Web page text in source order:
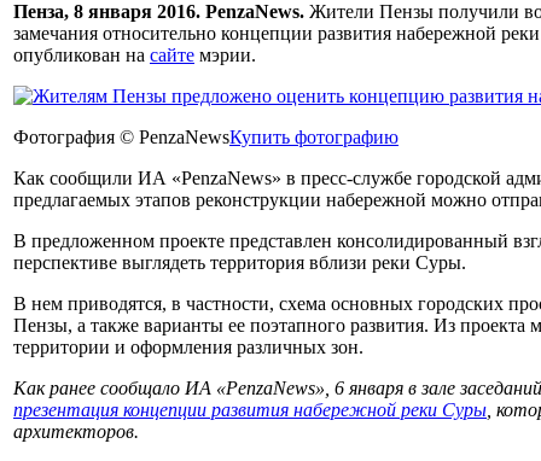
Пенза, 8 января 2016. PenzaNews. Жители Пензы получили
замечания относительно концепции развития набережной
опубликован на сайте мэрии.
Фотография © PenzaNewsКупить фотографию
Как сообщили ИА «PenzaNews» в пресс-службе городской
предлагаемых этапов реконструкции набережной можно
В предложенном проекте представлен консолидированный
перспективе выглядеть территория вблизи реки Суры.
В нем приводятся, в частности, схема основных городских
Пензы, а также варианты ее поэтапного развития. Из проекта
территории и оформления различных зон.
Как ранее сообщало ИА «PenzaNews», 6 января в зале
презентация концепции развития набережной реки Суры,
архитекторов.